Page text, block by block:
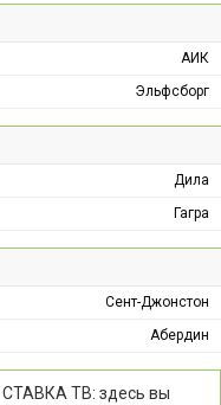
АИК
Эльфсборг
Дила
Гагра
Сент-Джонстон
Абердин
ТВ: здесь вы